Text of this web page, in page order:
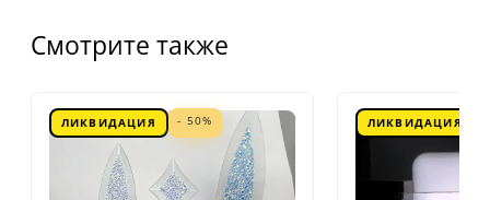
Смотрите также
ЛИКВИДАЦИЯ - 50% ЛИКВИДАЦИЯ